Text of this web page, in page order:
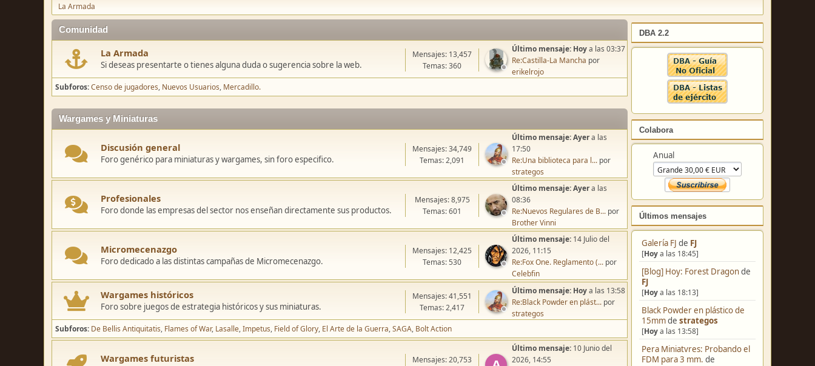
La Armada
DBA 2.2
Colabora
Anual
Últimos mensajes
Galería FJ de FJ
[Hoya las 18:45]
[Blog] Hoy: Forest Dragonde
FJ
[Hoya las 18:13]
Black Powder en plástico de
15mmde strategos
[Hoya las 13:58]
Pera Miniatvres: Probando el
FDM para 3 mm. de
Comunidad
La Armada
Si deseas presentarte o tienes alguna duda o sugerencia sobre la web.
Mensajes: 13,457
Temas: 360
Último mensaje: Hoya las 03:37
Re:Castilla-La Mancha por
erikelrojo
Subforos Censo de jugadores Nuevos Usuarios Mercadillo.
Wargames y Miniaturas
Discusión general
Foro genérico para miniaturas y wargames, sin foro especifico.
Mensajes: 34,749
Temas: 2,091
Último mensaje:Ayera las
17:50
Re:Una biblioteca para l... por
strategos
Profesionales
Foro donde las empresas del sector nos enseñan directamente sus productos.
Mensajes: 8,975
Temas: 601
Último mensaje:Ayera las
08:36
Re:Nuevos Regulares de B... por
Brother Vinni
Micromecenazgo
Foro dedicado a las distintas campañas de Micromecenazgo.
Mensajes: 12,425
Temas: 530
Último mensaje: 14 Julio del
2026, 11:15
Re:Fox One. Reglamento (... por
Celebfin
Wargames históricos
Foro sobre juegos de estrategia históricos y sus miniaturas.
Mensajes: 41,551
Temas: 2,417
Último mensaje: Hoya las 13:58
Re:Black Powder en plást... por
strategos
Subforos De Bellis Antiquitatis Flames of War Lasalle Impetus Field of Glory El Arte de la Guerra SAGA Bolt Action
Wargames futuristas Mensajes: 20,753
Último mensaje: 10 Junio del
2026, 14:55